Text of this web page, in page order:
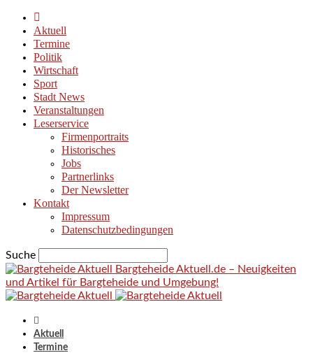
Aktuell
Termine
Politik
Wirtschaft
Sport
Stadt News
Veranstaltungen
Leserservice
Firmenportraits
Historisches
Jobs
Partnerlinks
Der Newsletter
Kontakt
Impressum
Datenschutzbedingungen
Suche
Bargteheide Aktuell.de – Neuigkeiten
und Artikel für Bargteheide und Umgebung!
Aktuell
Termine